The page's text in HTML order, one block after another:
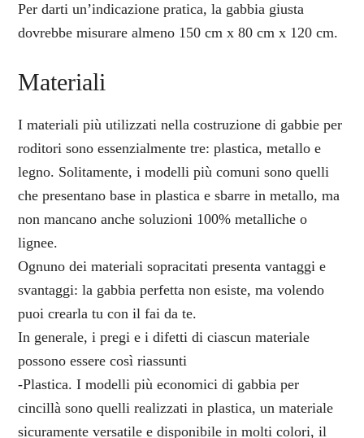
Per darti un’indicazione pratica, la gabbia giusta
dovrebbe misurare almeno 150 cm x 80 cm x 120 cm.
Materiali
I materiali più utilizzati nella costruzione di gabbie per
roditori sono essenzialmente tre: plastica, metallo e
legno. Solitamente, i modelli più comuni sono quelli
che presentano base in plastica e sbarre in metallo, ma
non mancano anche soluzioni 100% metalliche o
lignee.
Ognuno dei materiali sopracitati presenta vantaggi e
svantaggi: la gabbia perfetta non esiste, ma volendo
puoi crearla tu con il fai da te.
In generale, i pregi e i difetti di ciascun materiale
possono essere così riassunti
-Plastica. I modelli più economici di gabbia per
cincillà sono quelli realizzati in plastica, un materiale
sicuramente versatile e disponibile in molti colori, il